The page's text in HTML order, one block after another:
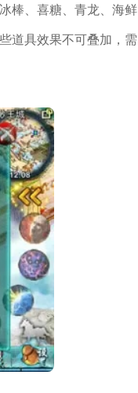
棒、喜糖、青龙、海鲜
道具效果不可叠加，需